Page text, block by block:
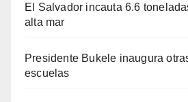
El Salvador incauta 6.6
alta mar
Presidente Bukele inaugura
escuelas